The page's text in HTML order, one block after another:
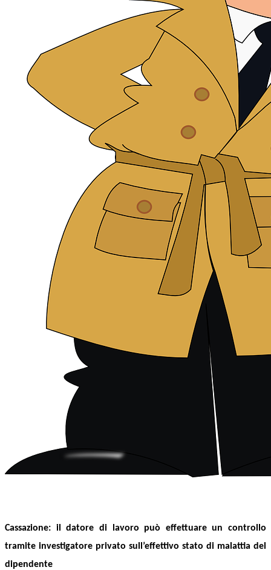
Cassazione: il datore di lavoro può effettuare un controllo
tramite investigatore privato sull’effettivo stato di malattia del
dipendente